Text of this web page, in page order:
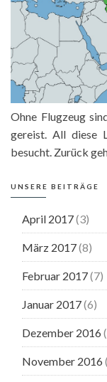
Ohne Flugzeug
gereist. All diese
besucht. Zurück
UNSERE BEITRÄGE
April 2017(3)
März 2017(8)
Februar 2017(7)
Januar 2017(6)
Dezember 2016
November 2016